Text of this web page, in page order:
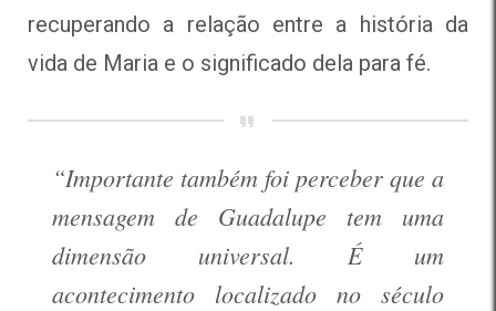
recuperando a relação entre a história da
vida de Maria e o significado dela para fé.
“Importante também foi perceber que a
mensagem de Guadalupe tem uma
dimensão universal. É um
acontecimento localizado no século